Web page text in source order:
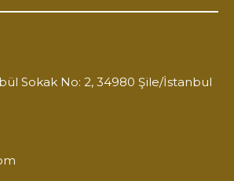
Sokak No: 2, 34980 Şile/İstanbul